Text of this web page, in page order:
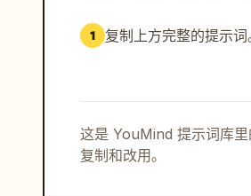
1 复制上方完整的提示词
这是 YouMind 提示词库
复制和改用。